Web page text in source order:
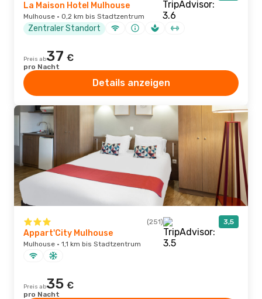
La Maison Hotel Mulhouse
Mulhouse · 0,2 km bis Stadtzentrum
Zentraler Standort
Preis ab37 €
pro Nacht
Details anzeigen
(251) 3,5
Appart'City Mulhouse
Mulhouse · 1,1 km bis Stadtzentrum
Preis ab35 €
pro Nacht